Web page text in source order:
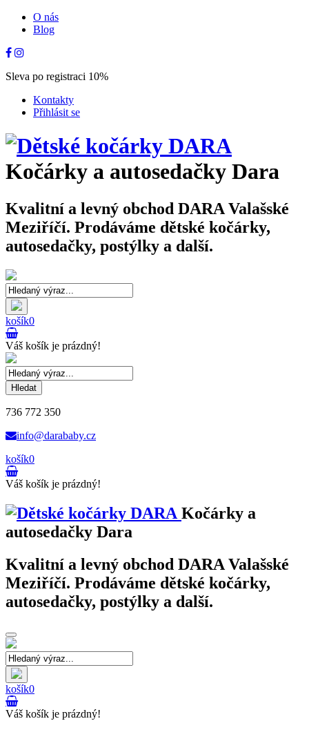
O nás
Blog
Sleva po registraci 10%
Kontakty
Přihlásit se
Kočárky a autosedačky Dara
Kvalitní a levný obchod DARA Valašské
Meziříčí. Prodáváme dětské kočárky,
autosedačky, postýlky a další.
košík0
Váš košík je prázdný!
Hledat
736 772 350
info@darababy.cz
košík0
Váš košík je prázdný!
Kočárky a
autosedačky Dara
Kvalitní a levný obchod DARA Valašské
Meziříčí. Prodáváme dětské kočárky,
autosedačky, postýlky a další.
Toggle
navigation
košík0
Váš košík je prázdný!